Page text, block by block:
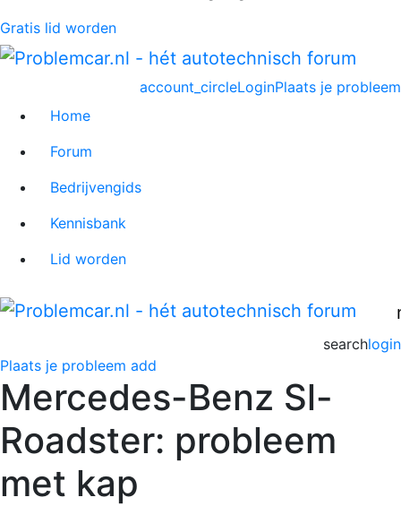
Gratis lid worden
Plaats je probleem
account_circleLogin
Home
Forum
Bedrijvengids
Kennisbank
Lid worden
login
search
Plaats je probleem add
Mercedes-Benz Sl-
Roadster: probleem
met kap